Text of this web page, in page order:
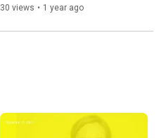
30 views • 1 year ago